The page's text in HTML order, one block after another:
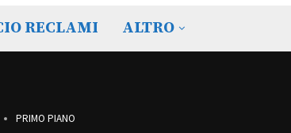
RECLAMI ALTRO
PRIMO PIANO